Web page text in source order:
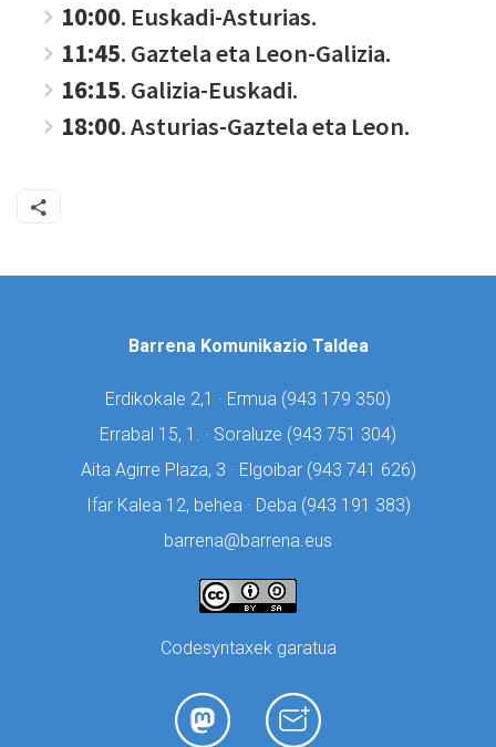
10:00. Euskadi-Asturias.
11:45. Gaztela eta Leon-Galizia.
16:15. Galizia-Euskadi.
18:00. Asturias-Gaztela eta Leon.
Barrena Komunikazio Taldea
Erdikokale 2,1 · Ermua (943 179 350)
Errabal 15, 1. · Soraluze (943 751 304)
Aita Agirre Plaza, 3 · Elgoibar (943 741 626)
Ifar Kalea 12, behea · Deba (943 191 383)
barrena@barrena.eus
Codesyntaxek garatua